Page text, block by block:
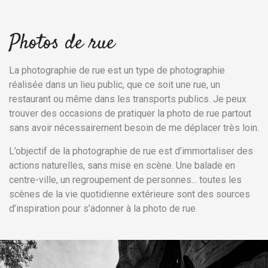
Photos de rue
La photographie de rue est un type de photographie
réalisée dans un lieu public, que ce soit une rue, un
restaurant ou même dans les transports publics. Je peux
trouver des occasions de pratiquer la photo de rue partout
sans avoir nécessairement besoin de me déplacer très loin.
L’objectif de la photographie de rue est d’immortaliser des
actions naturelles, sans mise en scène. Une balade en
centre-ville, un regroupement de personnes... toutes les
scènes de la vie quotidienne extérieure sont des sources
d’inspiration pour s’adonner à la photo de rue.
Précédent